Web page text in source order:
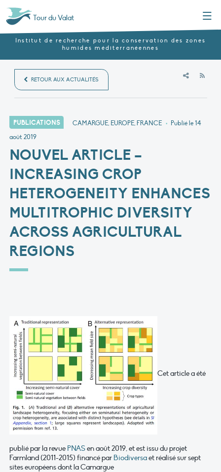
Tour du Valat
Institut de recherche pour la conservation des zones
humides méditerranéennes
RETOUR AUX ACTUALITÉS
PUBLICATIONS CAMARGUE, EUROPE, FRANCE • Publié le14
août 2019
NOUVEL ARTICLE –
INCREASING CROP
HETEROGENEITY ENHANCES
MULTITROPHIC DIVERSITY
ACROSS AGRICULTURAL
REGIONS
Cet article a été
publié par la revue PNASen août 2019, et est issu du projet
Farmland (2011-2015) financé par Biodiversaet réalisé sur sept
sites européens dont la Camargue